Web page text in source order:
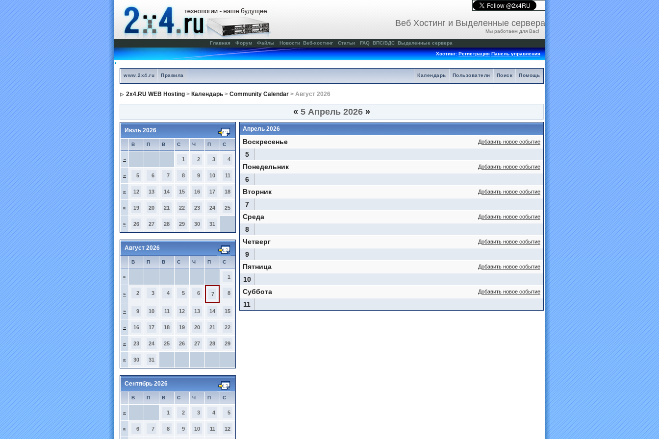
Веб Хостинг и Выделенные сервера
Мы работаем для Вас!
Главная Форум Файлы Новости Веб-хостинг Статьи FAQ ВПС/ВДС Выделенные сервера
Хостинг:Регистрация Панель управления
www.2x4.ru Правила Помощь
Поиск
Пользователи
Календарь
2x4.RU WEB Hosting > Календарь > Community Calendar > Август 2026
« 5 Апрель 2026 »
Июль 2026
В П В С Ч П С
» 1 2 3 4
» 5 6 7 8 9 10 11
» 12 13 14 15 16 17 18
» 19 20 21 22 23 24 25
» 26 27 28 29 30 31
Август 2026
В П В С Ч П С
» 1
» 2 3 4 5 6 7 8
» 9 10 11 12 13 14 15
» 16 17 18 19 20 21 22
» 23 24 25 26 27 28 29
» 30 31
Сентябрь 2026
В П В С Ч П С
» 1 2 3 4 5
» 6 7 8 9 10 11 12
Апрель 2026
Добавить новое событие
Воскресенье
5
Добавить новое событие
Понедельник
6
Добавить новое событие
Вторник
7
Добавить новое событие
Среда
8
Добавить новое событие
Четверг
9
Добавить новое событие
Пятница
10
Добавить новое событие
Суббота
11